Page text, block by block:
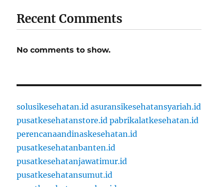
Recent Comments
No comments to show.
solusikesehatan.id asuransikesehatansyariah.id
pusatkesehatanstore.id pabrikalatkesehatan.id
perencanaandinaskesehatan.id
pusatkesehatanbanten.id
pusatkesehatanjawatimur.id
pusatkesehatansumut.id